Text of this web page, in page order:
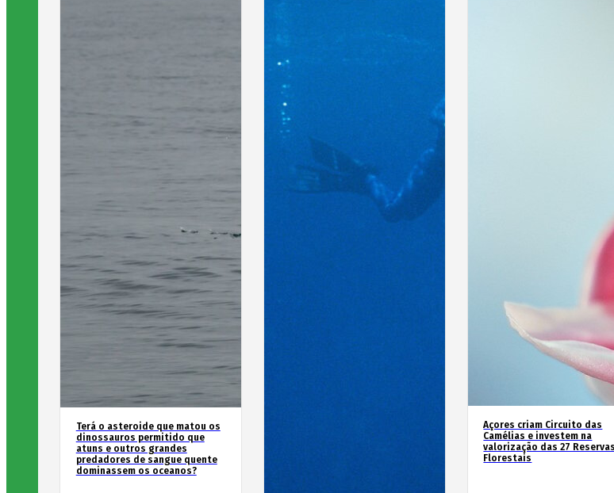
Terá o asteroide que matou os
dinossauros permitido que
atuns e outros grandes
predadores de sangue quente
dominassem os oceanos?
Açores criam Circuito das
Camélias e investem na
valorização das 27 Reservas
Florestais